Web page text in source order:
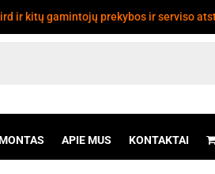
ir kitų gamintojų prekybos ir serviso
APIE MUS KONTAKTAI